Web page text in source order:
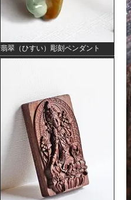
翡翠（ひすい）彫刻ペンダント